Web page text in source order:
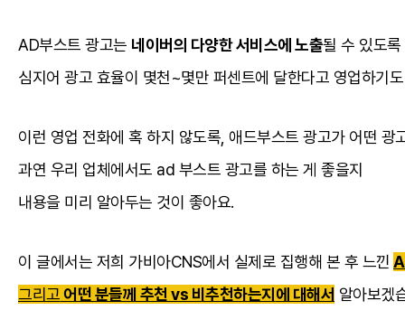
AD부스트 광고는 네이버의 다양한 서비스에 노출될 수 있도
심지어 광고 효율이 몇천~몇만 퍼센트에 달한다고 영업하기
이런 영업 전화에 혹 하지 않도록, 애드부스트 광고가 어떤 광
과연 우리 업체에서도 ad 부스트 광고를 하는 게 좋을지
내용을 미리 알아두는 것이 좋아요.
이 글에서는 저희 가비아CNS에서 실제로 집행해 본 후 느낀
그리고어떤 분들께 추천 vs 비추천하는지 에 대해서 알아보겠